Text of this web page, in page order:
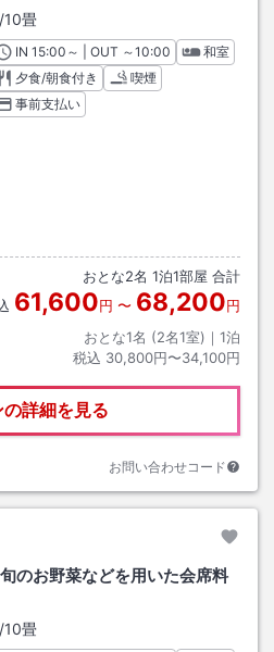
/10畳
INチェックイン
15:00 ～ | OUT チェックアウト
～10:00
和室
夕食/朝食付き
喫煙
事前支払い
おとな2名 1泊1部屋 合計
61,600円 〜 68,200円
おとな1名 (2名1室)｜ 1泊
税込 30,800円〜34,100円
の詳細を見る
お問い合わせコード
のお野菜などを用いた会席料
/10畳